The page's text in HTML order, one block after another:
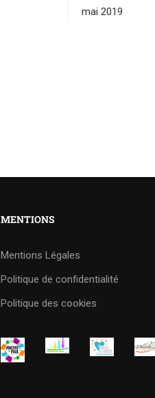
mai 2019
MENTIONS
Mentions Légales
Politique de confidentialité
Politique des cookies